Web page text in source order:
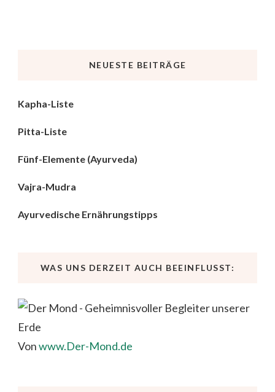
NEUESTE BEITRÄGE
Kapha-Liste
Pitta-Liste
Fünf-Elemente (Ayurveda)
Vajra-Mudra
Ayurvedische Ernährungstipps
WAS UNS DERZEIT AUCH BEEINFLUSST:
Vonwww.Der-Mond.de